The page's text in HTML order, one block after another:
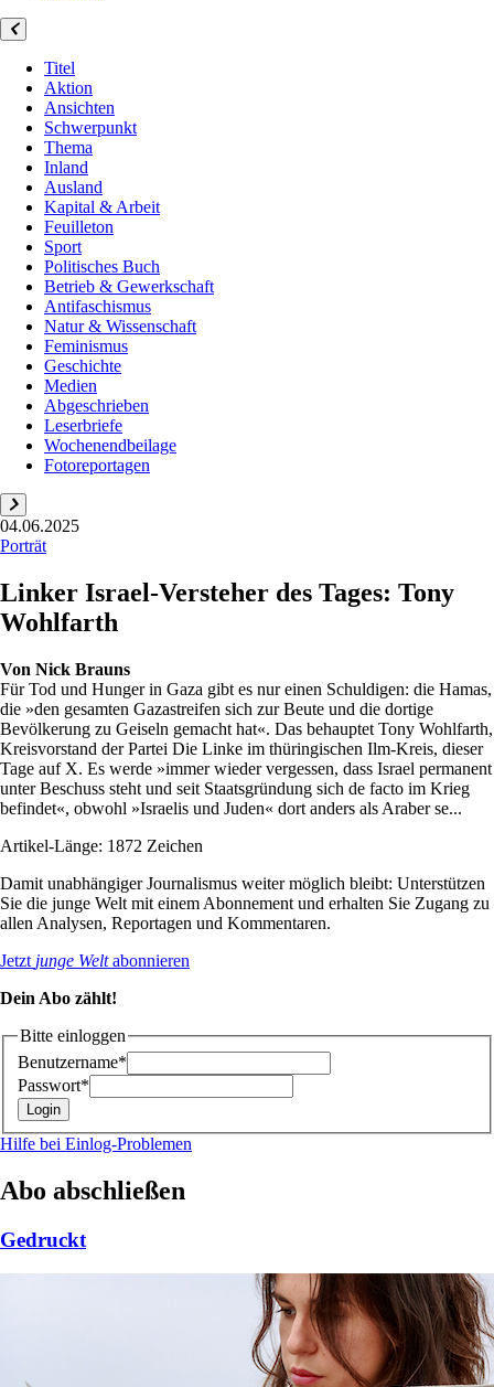
Titel
Aktion
Ansichten
Schwerpunkt
Thema
Inland
Ausland
Kapital & Arbeit
Feuilleton
Sport
Politisches Buch
Betrieb & Gewerkschaft
Antifaschismus
Natur & Wissenschaft
Feminismus
Geschichte
Medien
Abgeschrieben
Leserbriefe
Wochenendbeilage
Fotoreportagen
04.06.2025
Porträt
Linker Israel-Versteher des Tages: Tony
Wohlfarth
Von Nick Brauns
Für Tod und Hunger in Gaza gibt es nur einen Schuldigen: die Hamas,
die »den gesamten Gazastreifen sich zur Beute und die dortige
Bevölkerung zu Geiseln gemacht hat«. Das behauptet Tony Wohlfarth,
Kreisvorstand der Partei Die Linke im thüringischen Ilm-Kreis, dieser
Tage auf X. Es werde »immer wieder vergessen, dass Israel permanent
unter Beschuss steht und seit Staatsgründung sich de facto im Krieg
befindet«, obwohl »Israelis und Juden« dort anders als Araber se...
Artikel-Länge: 1872 Zeichen
Damit unabhängiger Journalismus weiter möglich bleibt: Unterstützen
Sie die junge Welt mit einem Abonnement und erhalten Sie Zugang zu
allen Analysen, Reportagen und Kommentaren.
Jetzt junge Weltabonnieren
Dein Abo zählt!
Bitte einloggen
Benutzername*
Passwort*
Hilfe bei Einlog-Problemen
Abo abschließen
Gedruckt